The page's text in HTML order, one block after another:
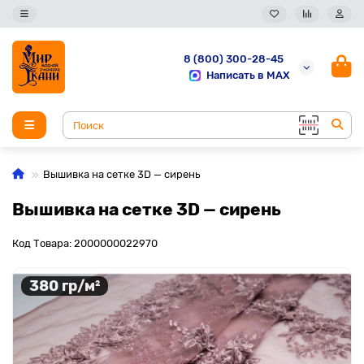
8 (800) 300-28-45
Написать в MAX
Вышивка на сетке 3D — сирень
Вышивка на сетке 3D — сирень
Код Товара: 2000000022970
380 гр/м²